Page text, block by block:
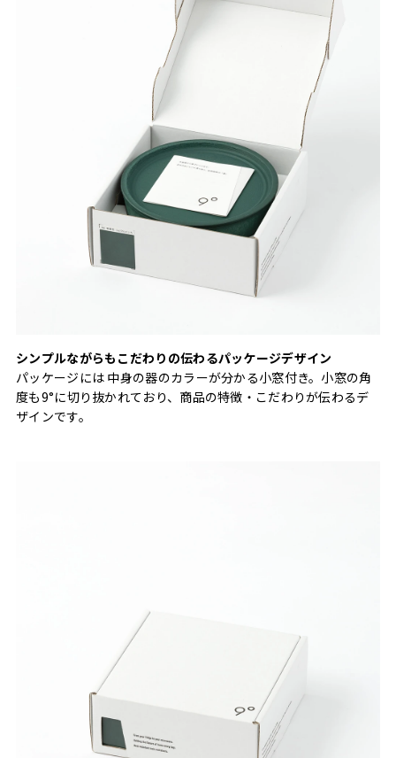
シンプルながらもこだわりの伝わるパッケージデザイン
パッケージには 中身の器のカラーが分かる小窓付き。小窓の角
度も9°に切り抜かれており、商品の特徴・こだわりが伝わるデ
ザインです。